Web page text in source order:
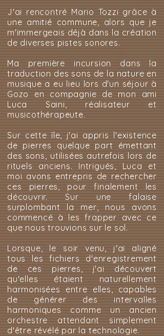
J'ai rencontré Mario Tozzi grâce à
une amitié commune, alors que je
m'immergeais déjà dans la création
de diverses pistes sonores.
Ma première incursion dans la
traduction des sons de la nature en
musique a eu lieu lors d'un séjour à
Gozo en compagnie de mon ami
Luca Saini, réalisateur et
musicothérapeute.
Sur cette île, j'ai appris l'existence
de pierres quelque part émettant
des sons, utilisées autrefois lors de
rituels anciens. Intrigués, Luca et
moi avons entrepris de rechercher
ces pierres, pour finalement les
découvrir. Sur une falaise
surplombant la mer, nous avons
commencé à les frapper avec ce
que nous trouvions sur le sol.
Lorsque, le soir venu, j'ai aligné
tous les fichiers d'enregistrement
de ces pierres, j'ai découvert
qu'elles étaient naturellement
harmonisées entre elles, capables
de générer des intervalles
harmoniques comme un ancien
orchestre attendant simplement
d'être révélé par la technologie.